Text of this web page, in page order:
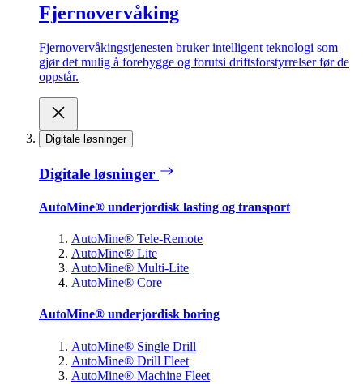
Fjernovervåking
Fjernovervåkingstjenesten bruker intelligent teknologi som
gjør det mulig å forebygge og forutsi driftsforstyrrelser før de
oppstår.
Digitale løsninger
Digitale løsninger
AutoMine® underjordisk lasting og transport
AutoMine® Tele-Remote
AutoMine® Lite
AutoMine® Multi-Lite
AutoMine® Core
AutoMine® underjordisk boring
AutoMine® Single Drill
AutoMine® Drill Fleet
AutoMine® Machine Fleet